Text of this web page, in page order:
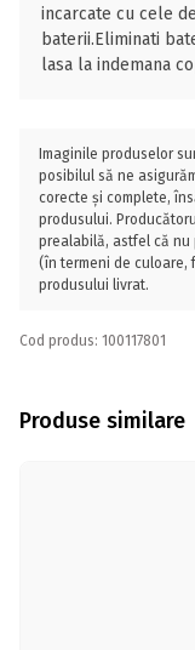
incarcate cu cele
baterii.Eliminati
lasa la indemana
Imaginile produselor
posibilul să ne
corecte și complete,
produsului.
prealabilă, astfel că
(în termeni de culoare,
produsului livrat.
Cod produs: 100117801
Produse similare